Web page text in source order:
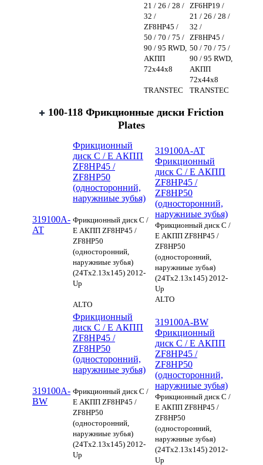
21 / 26 / 28 /
32 /
ZF8HP45 /
50 / 70 / 75 /
90 / 95 RWD,
АКПП
72x44x8
TRANSTEC
ZF6HP19 /
21 / 26 / 28 /
32 /
ZF8HP45 /
50 / 70 / 75 /
90 / 95 RWD,
АКПП
72x44x8
TRANSTEC
100-118 Фрикционные диски Friction
Plates
319100A-
AT
Фрикционный
диск C / E АКПП
ZF8HP45 /
ZF8HP50
(односторонний,
наружниые зубья)
Фрикционный диск C /
E АКПП ZF8HP45 /
ZF8HP50
(односторонний,
наружниые зубья)
(24Tx2.13x145) 2012-
Up
ALTO
319100A-AT
Фрикционный
диск C / E АКПП
ZF8HP45 /
ZF8HP50
(односторонний,
наружниые зубья)
Фрикционный диск C /
E АКПП ZF8HP45 /
ZF8HP50
(односторонний,
наружниые зубья)
(24Tx2.13x145) 2012-
Up
ALTO
319100A-
BW
Фрикционный
диск C / E АКПП
ZF8HP45 /
ZF8HP50
(односторонний,
наружниые зубья)
Фрикционный диск C /
E АКПП ZF8HP45 /
ZF8HP50
(односторонний,
наружниые зубья)
(24Tx2.13x145) 2012-
Up
319100A-BW
Фрикционный
диск C / E АКПП
ZF8HP45 /
ZF8HP50
(односторонний,
наружниые зубья)
Фрикционный диск C /
E АКПП ZF8HP45 /
ZF8HP50
(односторонний,
наружниые зубья)
(24Tx2.13x145) 2012-
Up